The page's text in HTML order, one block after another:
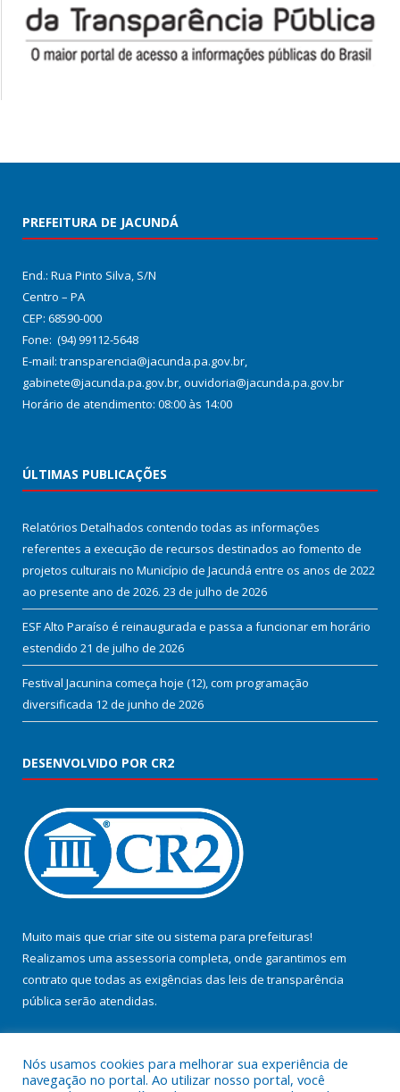
PREFEITURA DE JACUNDÁ
End.: Rua Pinto Silva, S/N
Centro – PA
CEP: 68590-000
Fone: (94) 99112-5648
E-mail: transparencia@jacunda.pa.gov.br,
gabinete@jacunda.pa.gov.br, ouvidoria@jacunda.pa.gov.br
Horário de atendimento: 08:00 às 14:00
ÚLTIMAS PUBLICAÇÕES
Relatórios Detalhados contendo todas as informações
referentes a execução de recursos destinados ao fomento de
projetos culturais no Município de Jacundá entre os anos de 2022
ao presente ano de 2026. 23 de julho de 2026
ESF Alto Paraíso é reinaugurada e passa a funcionar em horário
estendido 21 de julho de 2026
Festival Jacunina começa hoje (12), com programação
diversificada 12 de junho de 2026
DESENVOLVIDO POR CR2
Muito mais que criar site ou sistema para prefeituras!
Realizamos uma assessoria completa, onde garantimos em
contrato que todas as exigências das leis de transparência
pública serão atendidas.
Nós usamos cookies para melhorar sua experiência de
navegação no portal. Ao utilizar nosso portal, você